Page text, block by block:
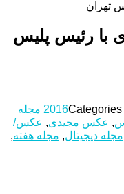
تهران
با رئیس پلیس
Categories
مجله
, عکس مجیدی, عکس/
مجله دیجیتال, مجله هفته,